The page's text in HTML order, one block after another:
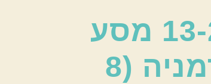
13-21.05.2026 מסע
חווייתי לארמניה (8